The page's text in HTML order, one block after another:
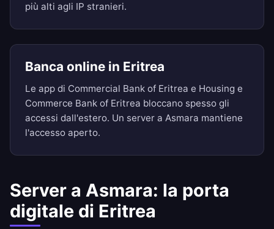
più alti agli IP stranieri.
Banca online in Eritrea
Le app di Commercial Bank of Eritrea e Housing e
Commerce Bank of Eritrea bloccano spesso gli
accessi dall'estero. Un server a Asmara mantiene
l'accesso aperto.
Server a Asmara: la porta
digitale di Eritrea